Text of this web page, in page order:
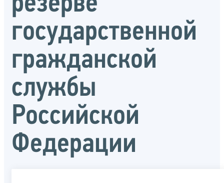
государственной
гражданской
службы
Российской
Федерации